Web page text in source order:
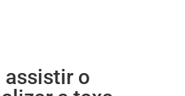
assistir o